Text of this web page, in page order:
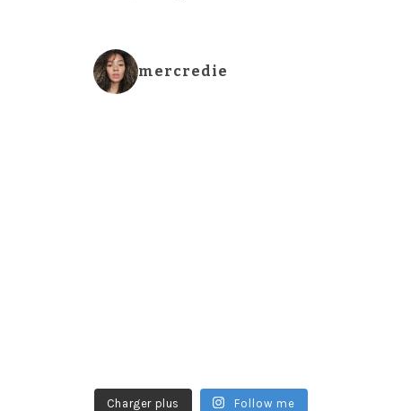
mercredie
Charger plus Follow me